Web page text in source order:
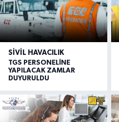
SIVIL HAVACILIK
TGS PERSONELİNE
YAPILACAK ZAMLAR
DUYURULDU